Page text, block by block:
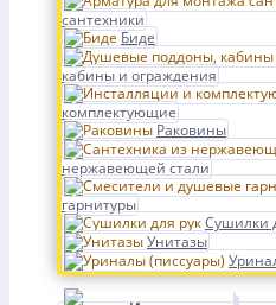
сантехники
Биде
кабины и ограждения
комплектующие
Раковины
нержавеющей стали
гарнитуры
Сушилки
Унитазы